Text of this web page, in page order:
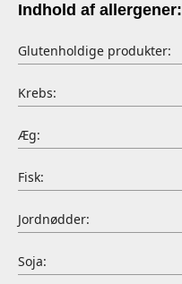
Indhold af allergener:
Glutenholdige produkter:
Krebs:
Æg:
Fisk:
Jordnødder:
Soja: